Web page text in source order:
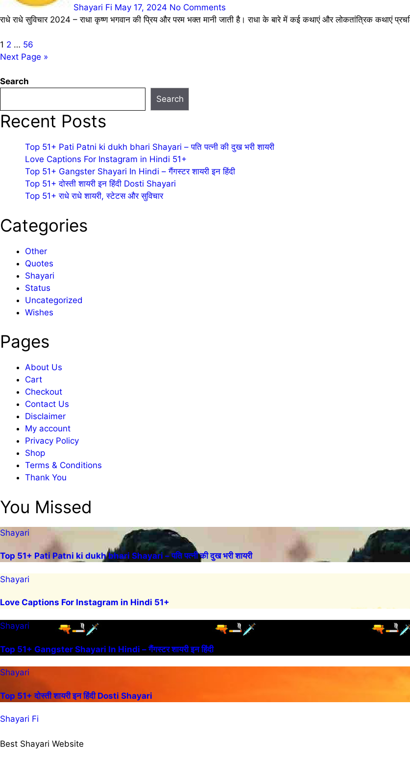
Shayari Fi May 17, 2024 No Comments
राधे राधे सुविचार 2024 – राधा कृष्ण भगवान की प्रिय और परम भक्त मानी जाती है। राधा के बारे में कई कथाएं और लोकतांत्रिक कथाएं
Posts
pagination
1 2 … 56
Next Page »
Search
Search
Recent Posts
Top 51+ Pati Patni ki dukh bhari Shayari – पति पत्नी की दुख भरी शायरी
Love Captions For Instagram in Hindi 51+
Top 51+ Gangster Shayari In Hindi – गैंगस्टर शायरी इन हिंदी
Top 51+ दोस्ती शायरी इन हिंदी Dosti Shayari
Top 51+ राधे राधे शायरी, स्टेटस और सुविचार
Categories
Other
Quotes
Shayari
Status
Uncategorized
Wishes
Pages
About Us
Cart
Checkout
Contact Us
Disclaimer
My account
Privacy Policy
Shop
Terms & Conditions
Thank You
You Missed
Shayari
Top 51+ Pati Patni ki dukh bhari Shayari – पति पत्नी की दुख भरी शायरी
Shayari
Love Captions For Instagram in Hindi 51+
Shayari
Top 51+ Gangster Shayari In Hindi – गैंगस्टर शायरी इन हिंदी
Shayari
Top 51+ दोस्ती शायरी इन हिंदी Dosti Shayari
Shayari Fi
Best Shayari Website